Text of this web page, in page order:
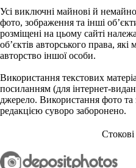
Усі виключні майнові й
фото, зображення та інші
розміщені на цьому сайті
об’єктів авторського права, які
авторство іншої особи.
Використання текстових
посиланням (для інтернет-
джерело. Використання фото
редакцією суворо заборонено.